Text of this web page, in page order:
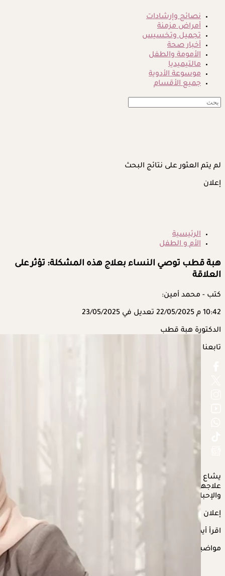
نصائح وإرشادات
أمراض مزمنة
تجميل وتخسيس
أخبار صحة
الأمومة والطفل
مالتيميديا
موسوعة الأدوية
جميع الأقسام
لم يتم العثور على نتائج البحث
إعلان
الرئيسية
الأم و الطفل
هبة قطب توصي النساء بعلاج هذه المشكلة: تؤثر على
العلاقة
كتب - محمد أمين:
10:42 م 22/05/2025 تعديل في 23/05/2025
الدكتورة هبة قطب
تابعنا على
يشاع أن
عبارة عن مشكلة مزمنة ولا يمكن
علاجها، الأمر الذي يُشعِر النساء اللاتي يعانين منه باليأس
والإحباط. فما صحة ذلك؟
إعلان
اقرأ أيضًا:
مواضيع ذات صلة